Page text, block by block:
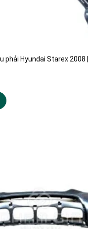
phải Hyundai Starex 2008